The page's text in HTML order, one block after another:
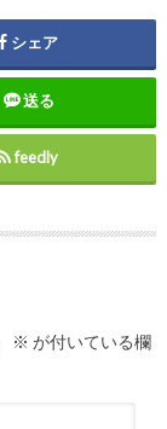
シェア
送る
feedly
※ が付いている欄